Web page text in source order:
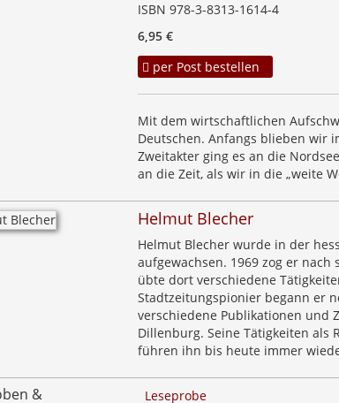
ISBN 978-3-8313-1614-4
6,95 €
per Post bestellen
Mit dem wirtschaftlichen
Deutschen. Anfangs blieben wir
Zweitakter ging es an die
an die Zeit, als wir in die „weite
Helmut Blecher
Helmut Blecher wurde in der
aufgewachsen. 1969 zog er
übte dort verschiedene
Stadtzeitungspionier begann er
verschiedene Publikationen und
Dillenburg. Seine Tätigkeiten
führen ihn bis heute immer
& Leseprobe